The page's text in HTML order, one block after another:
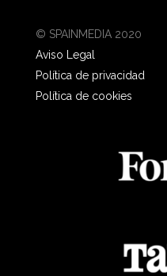
© SPAINMEDIA 2020
Aviso Legal
Política de privacidad
Política de cookies